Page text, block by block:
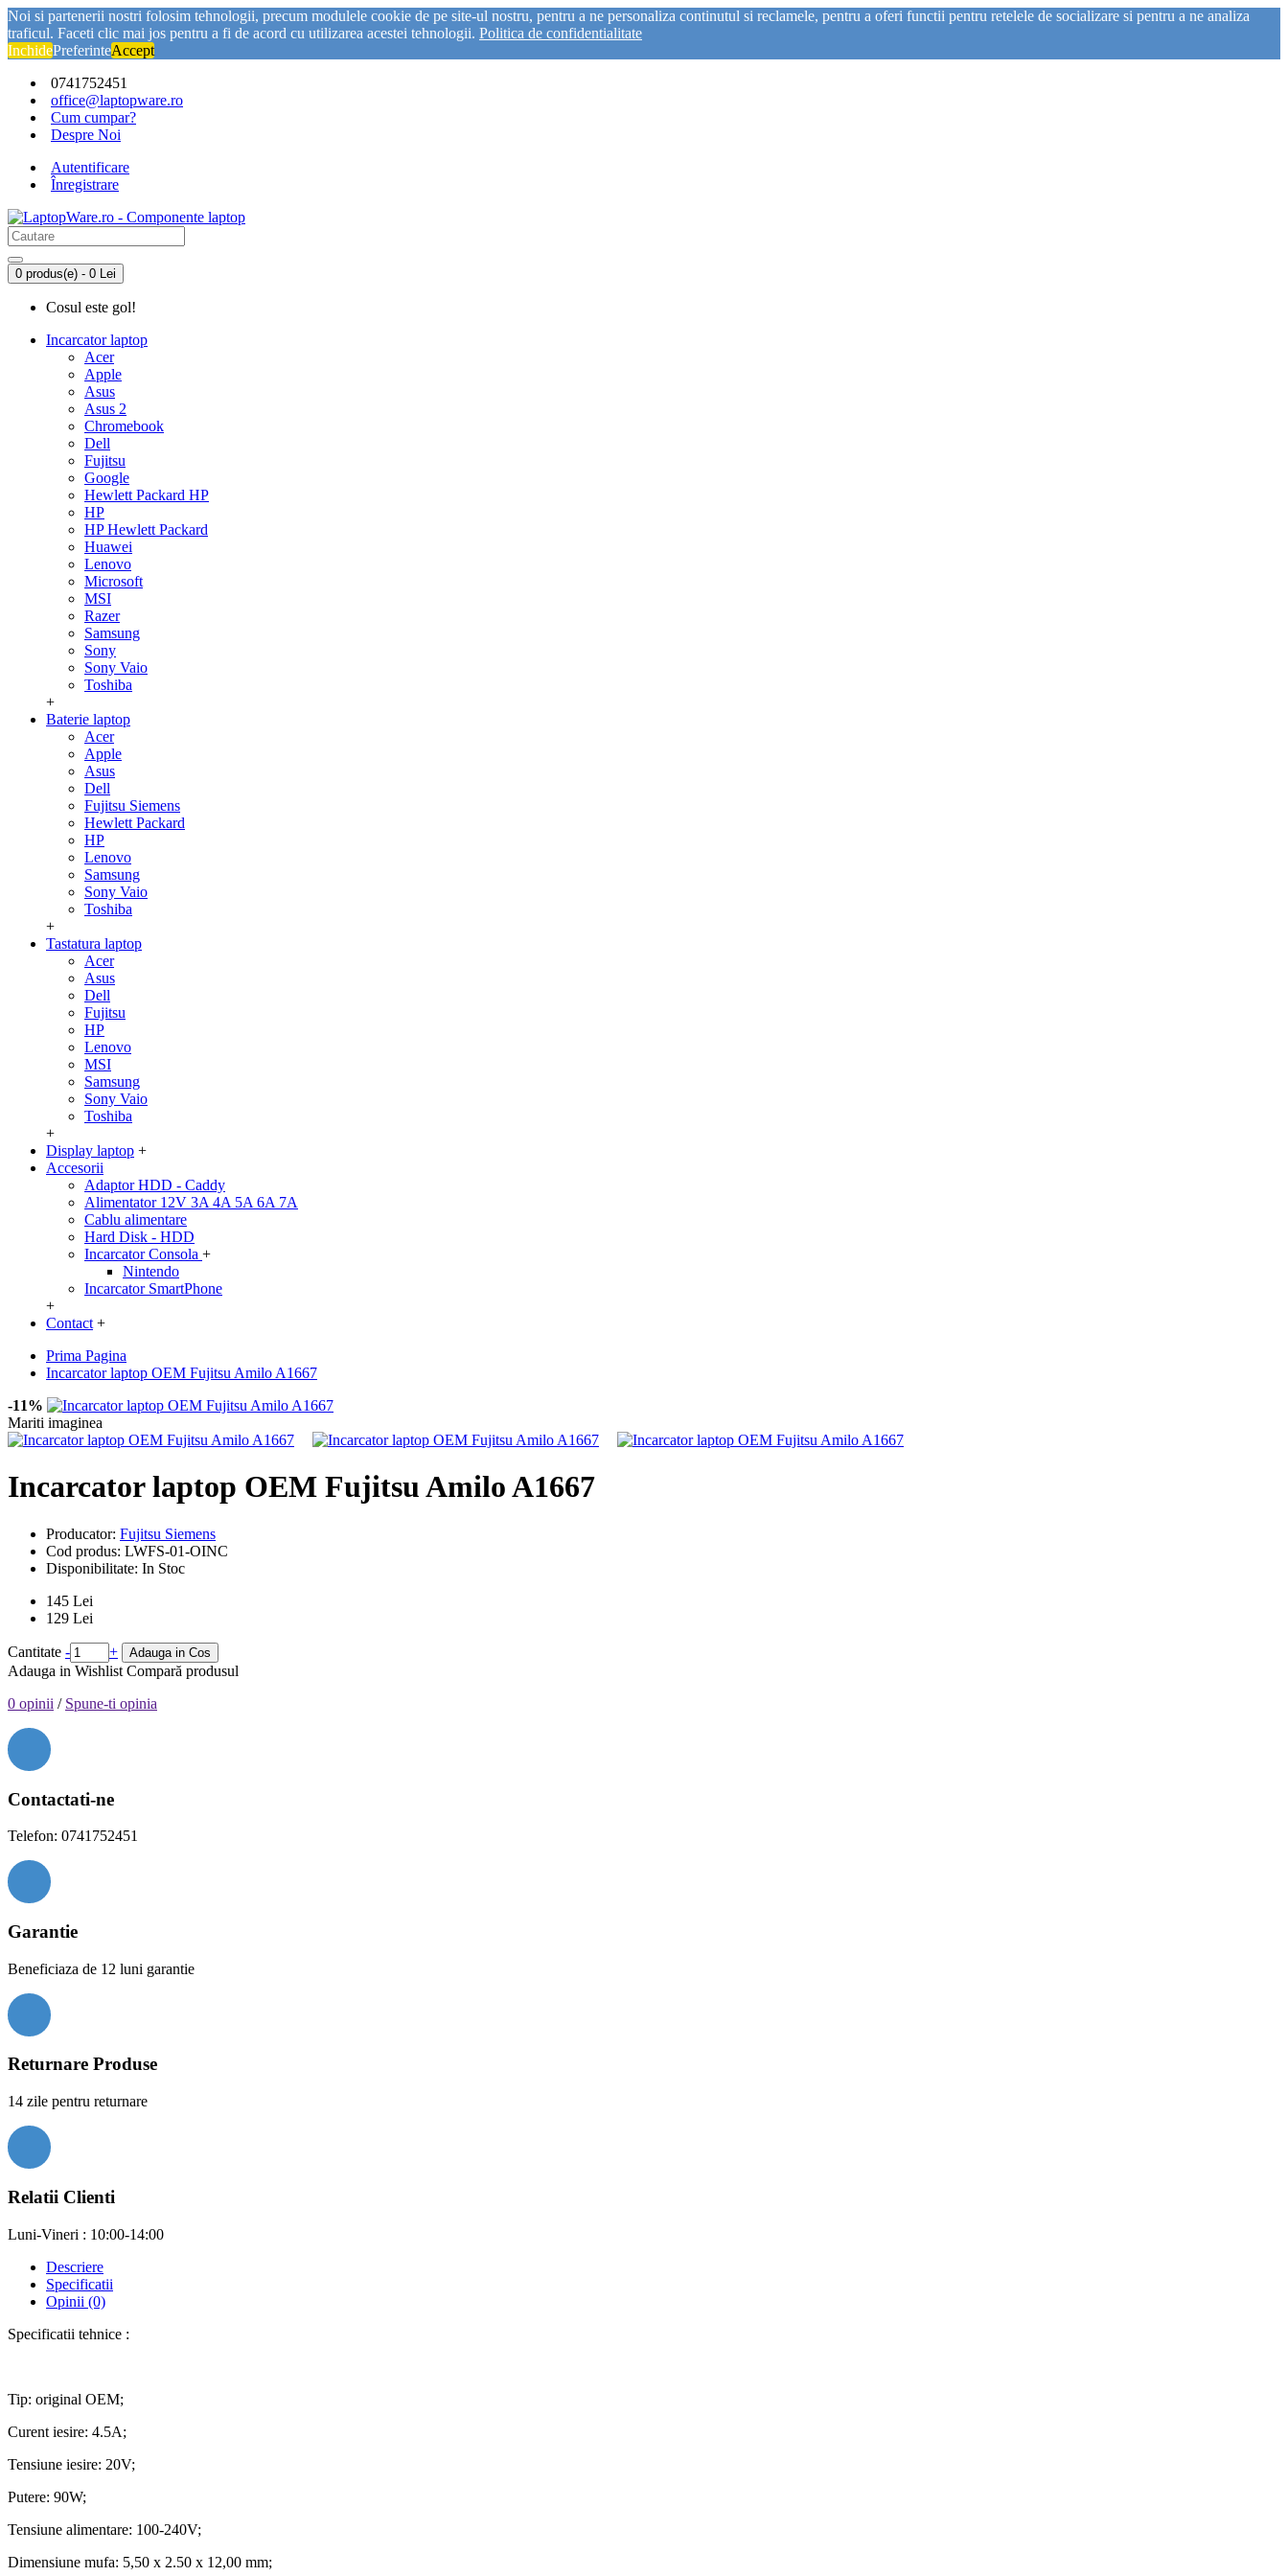
Noi si partenerii nostri folosim tehnologii, precum modulele cookie de pe site-ul nostru, pentru a ne personaliza continutul si reclamele, pentru a oferi functii pentru retelele de socializare si pentru a ne analiza
traficul. Faceti clic mai jos pentru a fi de acord cu utilizarea acestei tehnologii. Politica de confidentialitate
InchidePreferinteAccept
0741752451
office@laptopware.ro
Cum cumpar?
Despre Noi
Autentificare
Înregistrare
0 produs(e) - 0 Lei
Cosul este gol!
Incarcator laptop
Acer
Apple
Asus
Asus 2
Chromebook
Dell
Fujitsu
Google
Hewlett Packard HP
HP
HP Hewlett Packard
Huawei
Lenovo
Microsoft
MSI
Razer
Samsung
Sony
Sony Vaio
Toshiba
+
Baterie laptop
Acer
Apple
Asus
Dell
Fujitsu Siemens
Hewlett Packard
HP
Lenovo
Samsung
Sony Vaio
Toshiba
+
Tastatura laptop
Acer
Asus
Dell
Fujitsu
HP
Lenovo
MSI
Samsung
Sony Vaio
Toshiba
+
Display laptop +
Accesorii
Adaptor HDD - Caddy
Alimentator 12V 3A 4A 5A 6A 7A
Cablu alimentare
Hard Disk - HDD
Incarcator Consola +
Nintendo
Incarcator SmartPhone
+
Contact +
Prima Pagina
Incarcator laptop OEM Fujitsu Amilo A1667
-11%
Mariti imaginea
Incarcator laptop OEM Fujitsu Amilo A1667
Producator: Fujitsu Siemens
Cod produs: LWFS-01-OINC
Disponibilitate: In Stoc
145 Lei
129 Lei
Cantitate - + Adauga in Cos
Adauga in Wishlist Compară produsul
0 opinii / Spune-ti opinia
Contactati-ne
Telefon: 0741752451
Garantie
Beneficiaza de 12 luni garantie
Returnare Produse
14 zile pentru returnare
Relatii Clienti
Luni-Vineri : 10:00-14:00
Descriere
Specificatii
Opinii (0)
Specificatii tehnice :
Tip: original OEM;
Curent iesire: 4.5A;
Tensiune iesire: 20V;
Putere: 90W;
Tensiune alimentare: 100-240V;
Dimensiune mufa: 5,50 x 2.50 x 12,00 mm;